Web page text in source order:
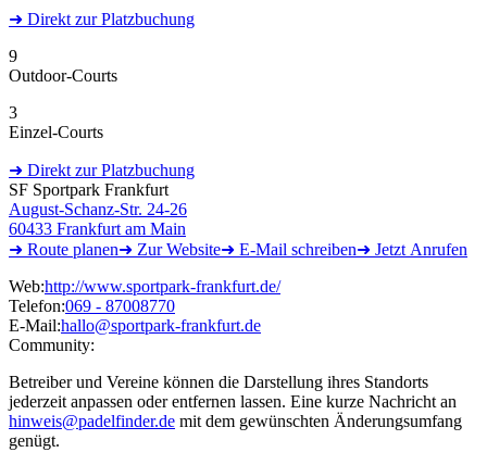
➜ Direkt zur Platzbuchung
9
Outdoor-Courts
3
Einzel-Courts
➜ Direkt zur Platzbuchung
SF Sportpark Frankfurt
August-Schanz-Str. 24-26
60433 Frankfurt am Main
➜ Route planen➜ ZurWebsite➜ E-Mail schreiben➜ Jetzt Anrufen
Web:http://www.sportpark-frankfurt.de/
Telefon:069 - 87008770
E-Mail:hallo@sportpark-frankfurt.de
Community:
Betreiber und Vereine können die Darstellung ihres Standorts
jederzeit anpassen oder entfernen lassen. Eine kurze Nachricht an
hinweis@padelfinder.de mit dem gewünschten Änderungsumfang
genügt.